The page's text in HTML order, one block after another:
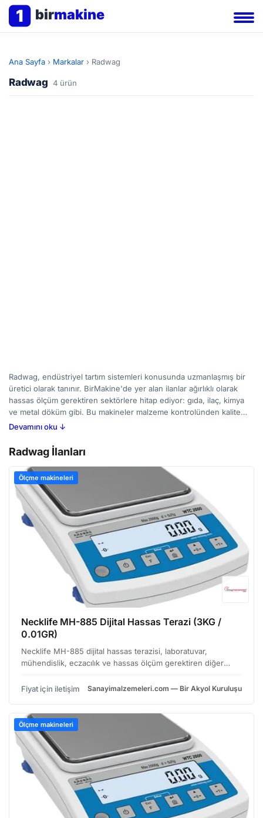
1 birmakine
Ana Sayfa › Markalar › Radwag
Radwag 4 ürün
Radwag, endüstriyel tartım sistemleri konusunda uzmanlaşmış bir
üretici olarak tanınır. BirMakine'de yer alan ilanlar ağırlıklı olarak
hassas ölçüm gerektiren sektörlere hitap ediyor: gıda, ilaç, kimya
ve metal döküm gibi. Bu makineler malzeme kontrolünden kalite
güvencesine kadar çeşitli uygulamalarda kullanılıyor; üretim
etmesi gereken noktalar arasında tartım kapasitesi, doğruluk
seviyesi, tekrarlanabilirlik ve kullanılan sensör teknolojisi bulunuyor.
Radwag’ın sunduğu ürün yelpazesini BirMakine üzerinden
inceleyerek yeni ve ikinci el seçenekleri karşılaştırabilir, işletmenizin
ihtiyaçlarına uygun bir çözüm bulabilirsiniz.
Devamını oku ↓
Radwag İlanları
Ölçme makineleri
Necklife MH-885 Dijital Hassas Terazi (3KG /
0.01GR)
Necklife MH-885 dijital hassas terazisi, laboratuvar,
mühendislik, eczacılık ve hassas ölçüm gerektiren diğer
ölçüm cihazıdır. Dayanıklı yapısı ve kullanıcı do…
Fiyat için iletişim Sanayimalzemeleri.com — Bir Akyol Kuruluşu
Ölçme makineleri